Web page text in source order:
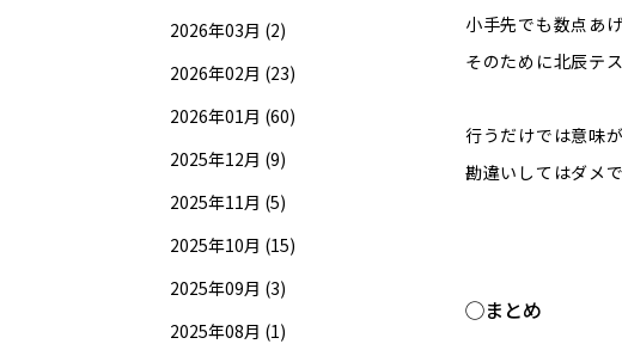
2026年03月 (2)
2026年02月 (23)
2026年01月 (60)
2025年12月 (9)
2025年11月 (5)
2025年10月 (15)
2025年09月 (3)
2025年08月 (1)
小手先でも数点あ
そのために北辰テ
行うだけでは意味
勘違いしてはダメで
◯まとめ